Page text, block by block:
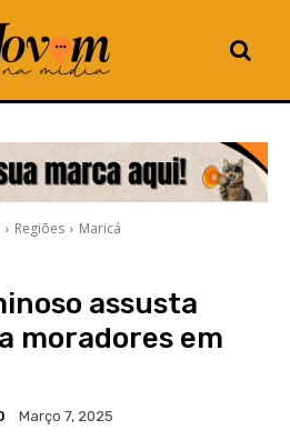
Regiões Maricá
assusta
moradores em
Março 7, 2025